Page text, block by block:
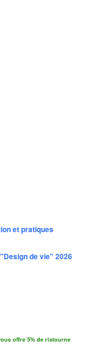
et pratiques
de vie" 2026
offre 5% de ristourne